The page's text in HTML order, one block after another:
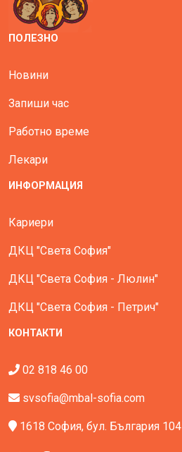
ПОЛЕЗНО
Новини
Запиши час
Работно време
Лекари
ИНФОРМАЦИЯ
Кариери
ДКЦ "Света София"
ДКЦ "Света София - Люлин"
ДКЦ "Света София - Петрич"
КОНТАКТИ
02 818 46 00
svsofia@mbal-sofia.com
1618 София, бул. България 104